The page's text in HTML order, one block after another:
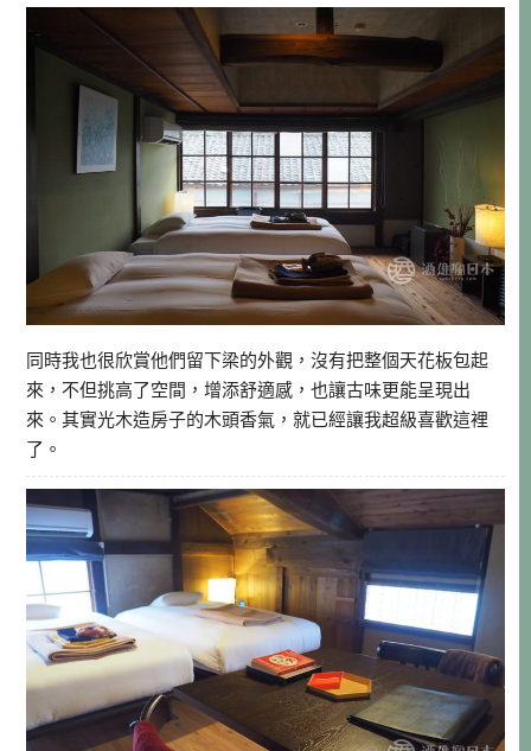
同時我也很欣賞他們留下梁的外觀，沒有把整個天花板包起
來，不但挑高了空間，增添舒適感，也讓古味更能呈現出
來。其實光木造房子的木頭香氣，就已經讓我超級喜歡這裡
了。